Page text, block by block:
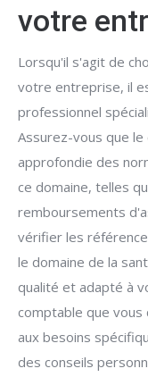
votre
Lorsqu'il s'agit de
votre entreprise, il
professionnel
Assurez-vous que le
approfondie des
ce domaine, telles
remboursements
vérifier les
le domaine de la
qualité et adapté à
comptable que
aux besoins
des conseils